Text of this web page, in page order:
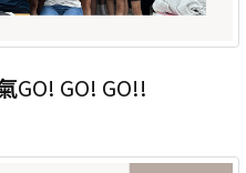
GO! GO! GO!!